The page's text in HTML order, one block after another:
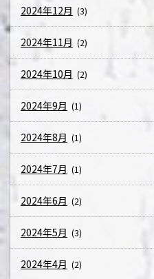
2024年12月 (3)
2024年11月 (2)
2024年10月 (2)
2024年9月 (1)
2024年8月 (1)
2024年7月 (1)
2024年6月 (2)
2024年5月 (3)
2024年4月 (2)